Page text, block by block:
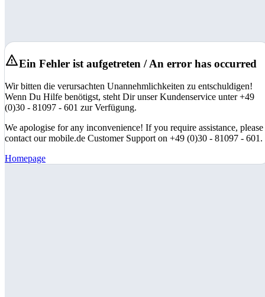
Ein Fehler ist aufgetreten / An error has occurred
Wir bitten die verursachten Unannehmlichkeiten zu entschuldigen!
Wenn Du Hilfe benötigst, steht Dir unser Kundenservice unter +49
(0)30 - 81097 - 601 zur Verfügung.
We apologise for any inconvenience! If you require assistance, please
contact our mobile.de Customer Support on +49 (0)30 - 81097 - 601.
Homepage